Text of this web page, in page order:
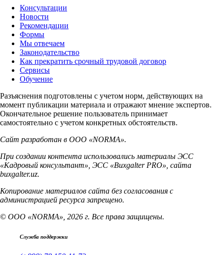
Консультации
Новости
Рекомендации
Формы
Мы отвечаем
Законодательство
Как прекратить срочный трудовой договор
Сервисы
Обучение
Разъяснения подготовлены с учетом норм, действующих на
момент публикации материала и отражают мнение экспертов.
Окончательное решение пользователь принимает
самостоятельно с учетом конкретных обстоятельств.
Сайт разработан в ООО «NORMA».
При создании контента использовались материалы ЭСС
«Кадровый консультант», ЭСС «Buxgalter PRO», сайта
buxgalter.uz.
Копирование материалов сайта без согласования с
администрацией ресурса запрещено.
© ООО «NORMA», 2026 г. Все права защищены.
Служба поддержки